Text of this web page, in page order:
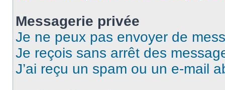
Messagerie privée
Je ne peux pas envoyer de
Je reçois sans arrêt des
J’ai reçu un spam ou un e-mail